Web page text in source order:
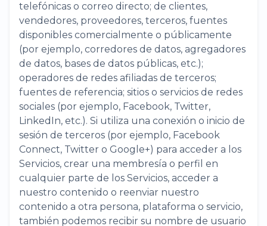
telefónicas o correo directo; de clientes,
vendedores, proveedores, terceros, fuentes
disponibles comercialmente o públicamente
(por ejemplo, corredores de datos, agregadores
de datos, bases de datos públicas, etc.);
operadores de redes afiliadas de terceros;
fuentes de referencia; sitios o servicios de redes
sociales (por ejemplo, Facebook, Twitter,
LinkedIn, etc.). Si utiliza una conexión o inicio de
sesión de terceros (por ejemplo, Facebook
Connect, Twitter o Google+) para acceder a los
Servicios, crear una membresía o perfil en
cualquier parte de los Servicios, acceder a
nuestro contenido o reenviar nuestro
contenido a otra persona, plataforma o servicio,
también podemos recibir su nombre de usuario